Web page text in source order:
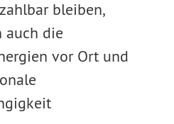
bleiben,
auch die
vor Ort und